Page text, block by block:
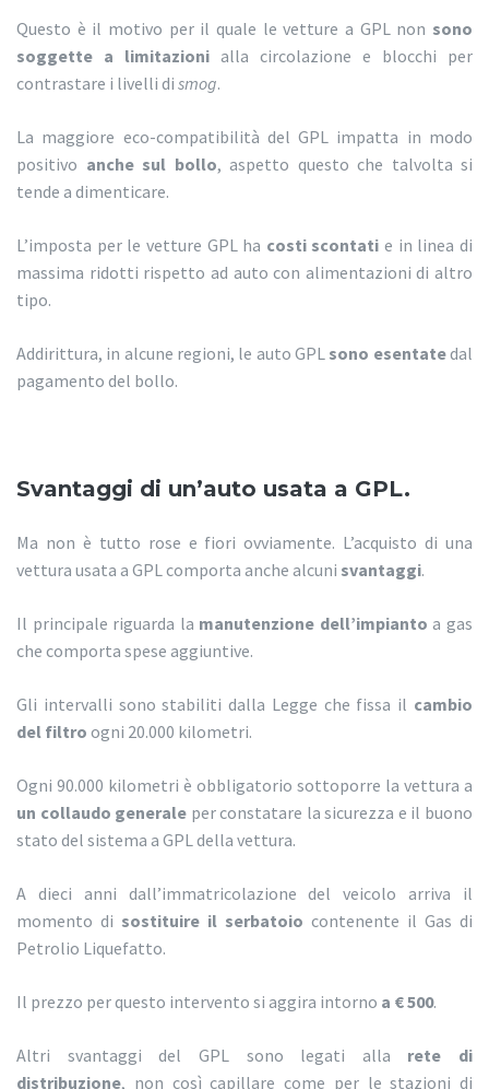
Questo è il motivo per il quale le vetture a GPL non sono
soggette a limitazioni alla circolazione e blocchi per
contrastare i livelli di smog.
La maggiore eco-compatibilità del GPL impatta in modo
positivo anche sul bollo, aspetto questo che talvolta si
tende a dimenticare.
L’imposta per le vetture GPL ha costi scontati e in linea di
massima ridotti rispetto ad auto con alimentazioni di altro
tipo.
Addirittura, in alcune regioni, le auto GPL sono esentatedal
pagamento del bollo.
Svantaggi di un’auto usata a GPL.
Ma non è tutto rose e fiori ovviamente. L’acquisto di una
vettura usata a GPL comporta anche alcuni svantaggi.
Il principale riguarda la manutenzione dell’impianto a gas
che comporta spese aggiuntive.
Gli intervalli sono stabiliti dalla Legge che fissa il cambio
del filtro ogni 20.000 kilometri.
Ogni 90.000 kilometri è obbligatorio sottoporre la vettura a
un collaudo generale per constatare la sicurezza e il buono
stato del sistema a GPL della vettura.
A dieci anni dall’immatricolazione del veicolo arriva il
momento di sostituire il serbatoio contenente il Gas di
Petrolio Liquefatto.
Il prezzo per questo intervento si aggira intorno a € 500.
Altri svantaggi del GPL sono legati alla rete di
distribuzione, non così capillare come per le stazioni di